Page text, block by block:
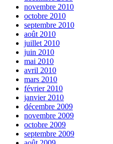
novembre 2010
octobre 2010
septembre 2010
août 2010
juillet 2010
juin 2010
mai 2010
avril 2010
mars 2010
février 2010
janvier 2010
décembre 2009
novembre 2009
octobre 2009
septembre 2009